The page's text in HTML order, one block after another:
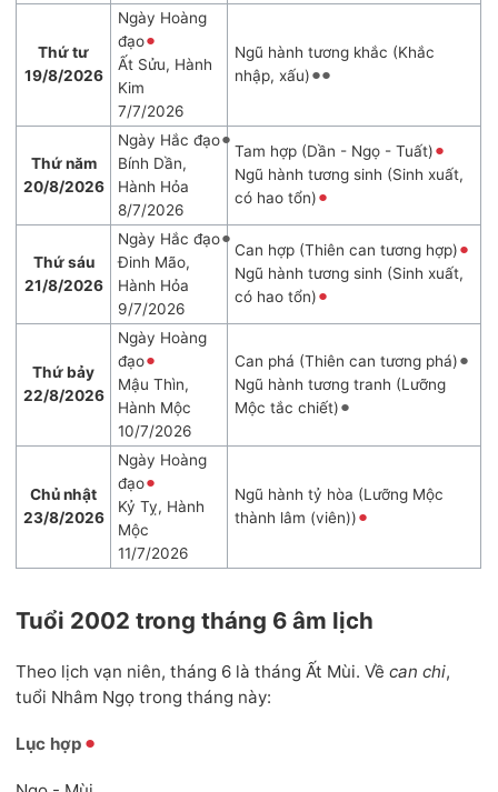
Thứ tư
19/8/2026
Ngày Hoàng
đạo
Ất Sửu, Hành
Kim
7/7/2026
Ngũ hành tương khắc (Khắc
nhập, xấu)
Thứ năm
20/8/2026
Ngày Hắc đạo
Bính Dần,
Hành Hỏa
8/7/2026
Tam hợp (Dần - Ngọ - Tuất)
Ngũ hành tương sinh (Sinh xuất,
có hao tổn)
Thứ sáu
21/8/2026
Ngày Hắc đạo
Đinh Mão,
Hành Hỏa
9/7/2026
Can hợp (Thiên can tương hợp)
Ngũ hành tương sinh (Sinh xuất,
có hao tổn)
Thứ bảy
22/8/2026
Ngày Hoàng
đạo
Mậu Thìn,
Hành Mộc
10/7/2026
Can phá (Thiên can tương phá)
Ngũ hành tương tranh (Lưỡng
Mộc tắc chiết)
Chủ nhật
23/8/2026
Ngày Hoàng
đạo
Kỷ Tỵ, Hành
Mộc
11/7/2026
Ngũ hành tỷ hòa (Lưỡng Mộc
thành lâm (viên))
Tuổi 2002 trong tháng 6 âm lịch
Theo lịch vạn niên, tháng 6 là tháng Ất Mùi. Vềcan chi,
tuổi Nhâm Ngọ trong tháng này:
Lục hợp